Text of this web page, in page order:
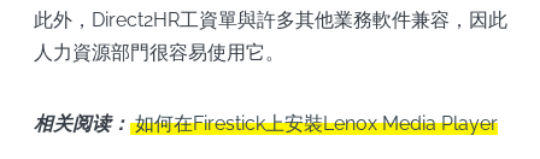
此外，Direct2HR工資單與許多其他業務軟件兼容，因此
人力資源部門很容易使用它。
相关阅读： 如何在Firestick上安裝Lenox Media Player